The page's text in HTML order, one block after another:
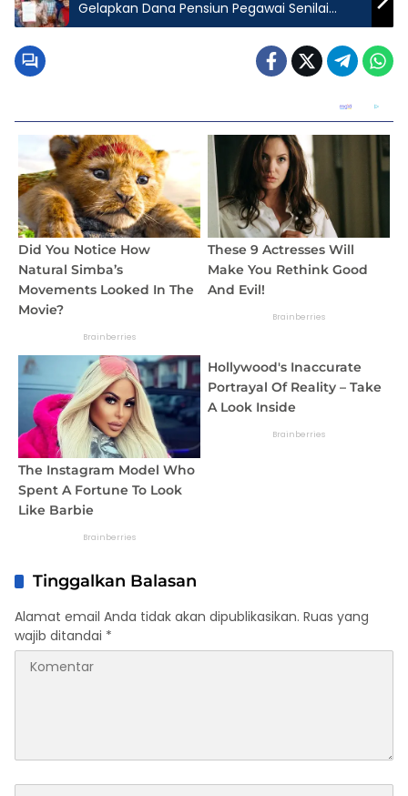
Gelapkan Dana Pensiun Pegawai Senilai
Rp.6,5 M Juga Diduga Menggelapkan Dana
Tabungan Haji/Umrah Serta Sumbangan
Tinggalkan Balasan
Alamat email Anda tidak akan dipublikasikan. Ruas yang
wajib ditandai *